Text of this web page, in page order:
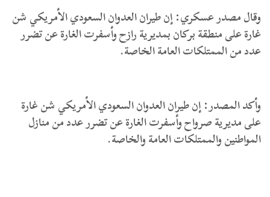
وقال مصدر عسكري: إن طيران العدوان السعودي الأمريكي شن
غارة على منطقة بركان بمديرية رازح وأسفرت الغارة عن تضرر
عدد من الممتلكات العامة الخاصة.
وأكد المصدر: إن طيران العدوان السعودي الأمريكي شن غارة
على مديرية صرواح وأسفرت الغارة عن تضرر عدد من منازل
المواطنين والممتلكات العامة والخاصة.